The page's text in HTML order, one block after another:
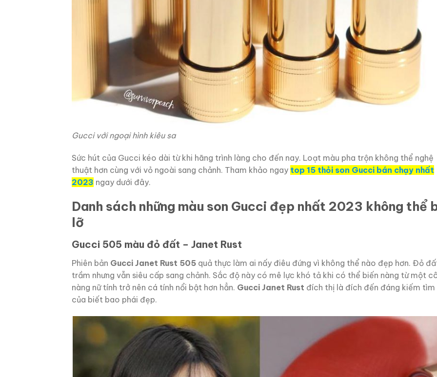
Gucci với ngoại hình kiêu sa
Sức hút của Gucci kéo dài từ khi hãng trình làng cho đến nay. Loạt màu pha trộn không thể nghệ
thuật hơn cùng với vỏ ngoài sang chảnh. Tham khảo ngay top 15 thỏi son Gucci bán chạy nhất
2023 ngay dưới đây.
Danh sách những màu son Gucci đẹp nhất 2023 không thể
lỡ
Gucci 505 màu đỏ đất – Janet Rust
Phiên bản Gucci Janet Rust 505 quả thực làm ai nấy điêu đứng vì không thể nào đẹp hơn. Đỏ
trầm nhưng vẫn siêu cấp sang chảnh. Sắc độ này có mê lực khó tả khi có thể biến nàng từ một
nàng nữ tính trở nên cá tính nổi bật hơn hẳn. Gucci Janet Rust đích thị là đích đến đáng kiếm tìm
của biết bao phái đẹp.